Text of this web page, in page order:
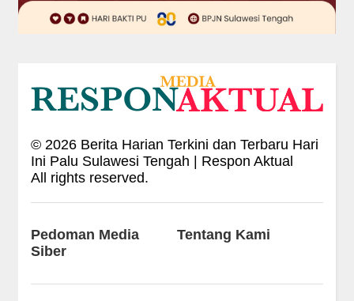
© 2026Berita Harian Terkini dan Terbaru Hari
Ini Palu Sulawesi Tengah | Respon Aktual
All rights reserved.
Pedoman Media
Siber
Tentang Kami